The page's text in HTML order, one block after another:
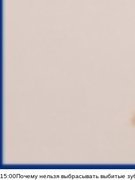
15:00Почему нельзя выбрасывать выбитые